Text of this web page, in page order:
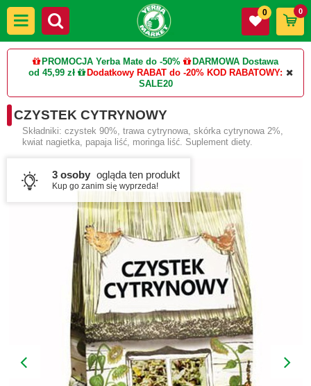
PROMOCJA Yerba Mate do -50%
DARMOWA Dostawa
od 45,99 zł
Dodatkowy RABAT do -20% KOD RABATOWY:
SALE20
0 0
CZYSTEK CYTRYNOWY
Składniki: czystek 90%, trawa cytrynowa, skórka cytrynowa 2%,
kwiat nagietka, papaja liść, moringa liść. Suplement diety.
3 osoby ogląda ten produkt
Kup go zanim się wyprzeda!